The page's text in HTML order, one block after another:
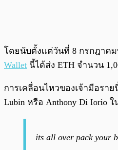
โดยนับตั้งแต่วันที่ 8 กรกฎาคม
Wallet นี้ได้ส่ง ETH จำนวน
การเคลื่อนไหวของเจ้ามือรา
Lubin หรือ Anthony Di Iorio
its all over pack your